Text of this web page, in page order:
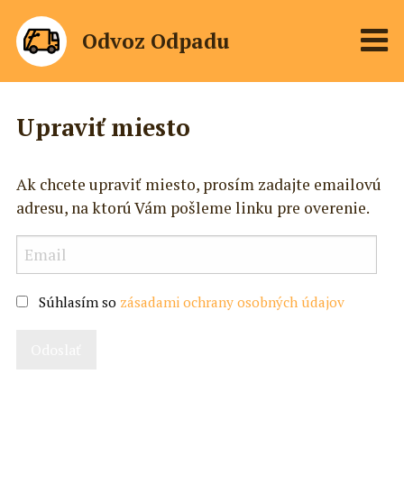
Odvoz Odpadu
Upraviť miesto
Ak chcete upraviť miesto, prosím zadajte emailovú
adresu, na ktorú Vám pošleme linku pre overenie.
Súhlasím so zásadami ochrany osobných údajov